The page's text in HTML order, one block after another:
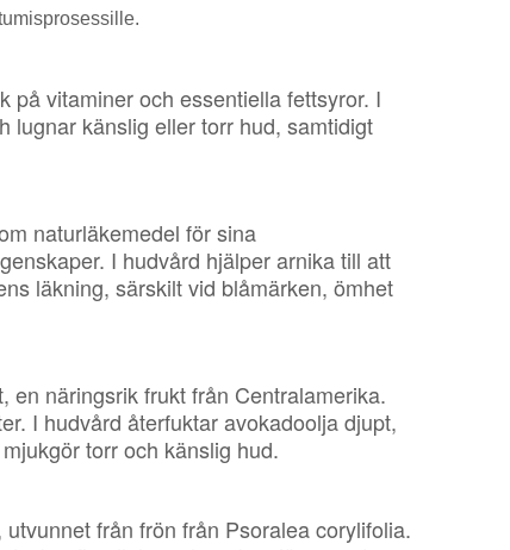
på vitaminer och essentiella fettsyror. I
lugnar känslig eller torr hud, samtidigt
naturläkemedel för sina
I hudvård hjälper arnika till att
läkning, särskilt vid blåmärken, ömhet
en näringsrik frukt från Centralamerika.
I hudvård återfuktar avokadoolja djupt,
torr och känslig hud.
från frön från Psoralea corylifolia.